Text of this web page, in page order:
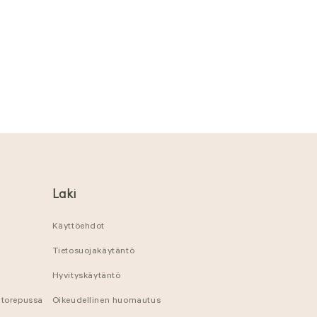
Laki
Käyttöehdot
Tietosuojakäytäntö
Hyvityskäytäntö
Oikeudellinen huomautus